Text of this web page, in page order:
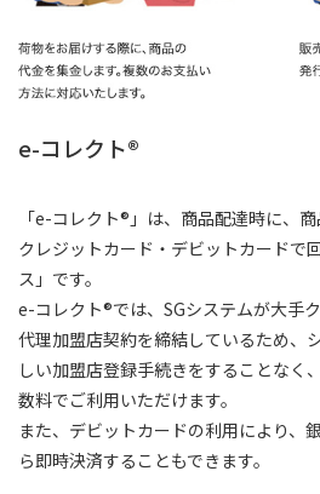
e-コレクト®
「e-コレクト®」は、商品配達時に、
クレジットカード・デビットカードで
ス」です。
e-コレクト®では、SGシステムが大手
代理加盟店契約を締結しているため、
しい加盟店登録手続きをすることなく
数料でご利用いただけます。
また、デビットカードの利用により、
ら即時決済することもできます。